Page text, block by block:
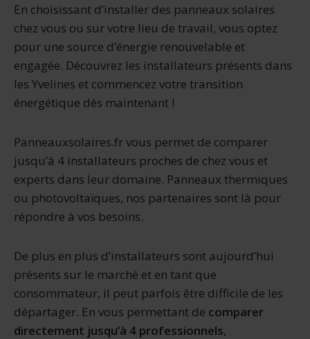
En choisissant d’installer des panneaux solaires
chez vous ou sur votre lieu de travail, vous optez
pour une source d’énergie renouvelable et
engagée. Découvrez les installateurs présents dans
les Yvelines et commencez votre transition
énergétique dès maintenant !
Panneauxsolaires.fr vous permet de comparer
jusqu’à 4 installateurs proches de chez vous et
experts dans leur domaine. Panneaux thermiques
ou photovoltaïques, nos partenaires sont là pour
répondre à vos besoins.
De plus en plus d’installateurs sont aujourd’hui
présents sur le marché et en tant que
consommateur, il peut parfois être difficile de les
départager. En vous permettant de comparer
directement jusqu’à 4 professionnels,